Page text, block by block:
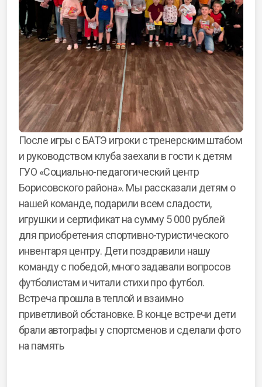
После игры с БАТЭ игроки с тренерским штабом
и руководством клуба заехали в гости к детям
ГУО «Социально-педагогический центр
Борисовского района». Мы рассказали детям о
нашей команде, подарили всем сладости,
игрушки и сертификат на сумму 5 000 рублей
для приобретения спортивно-туристического
инвентаря центру. Дети поздравили нашу
команду с победой, много задавали вопросов
футболистам и читали стихи про футбол.
Встреча прошла в теплой и взаимно
приветливой обстановке. В конце встречи дети
брали автографы у спортсменов и сделали фото
на память